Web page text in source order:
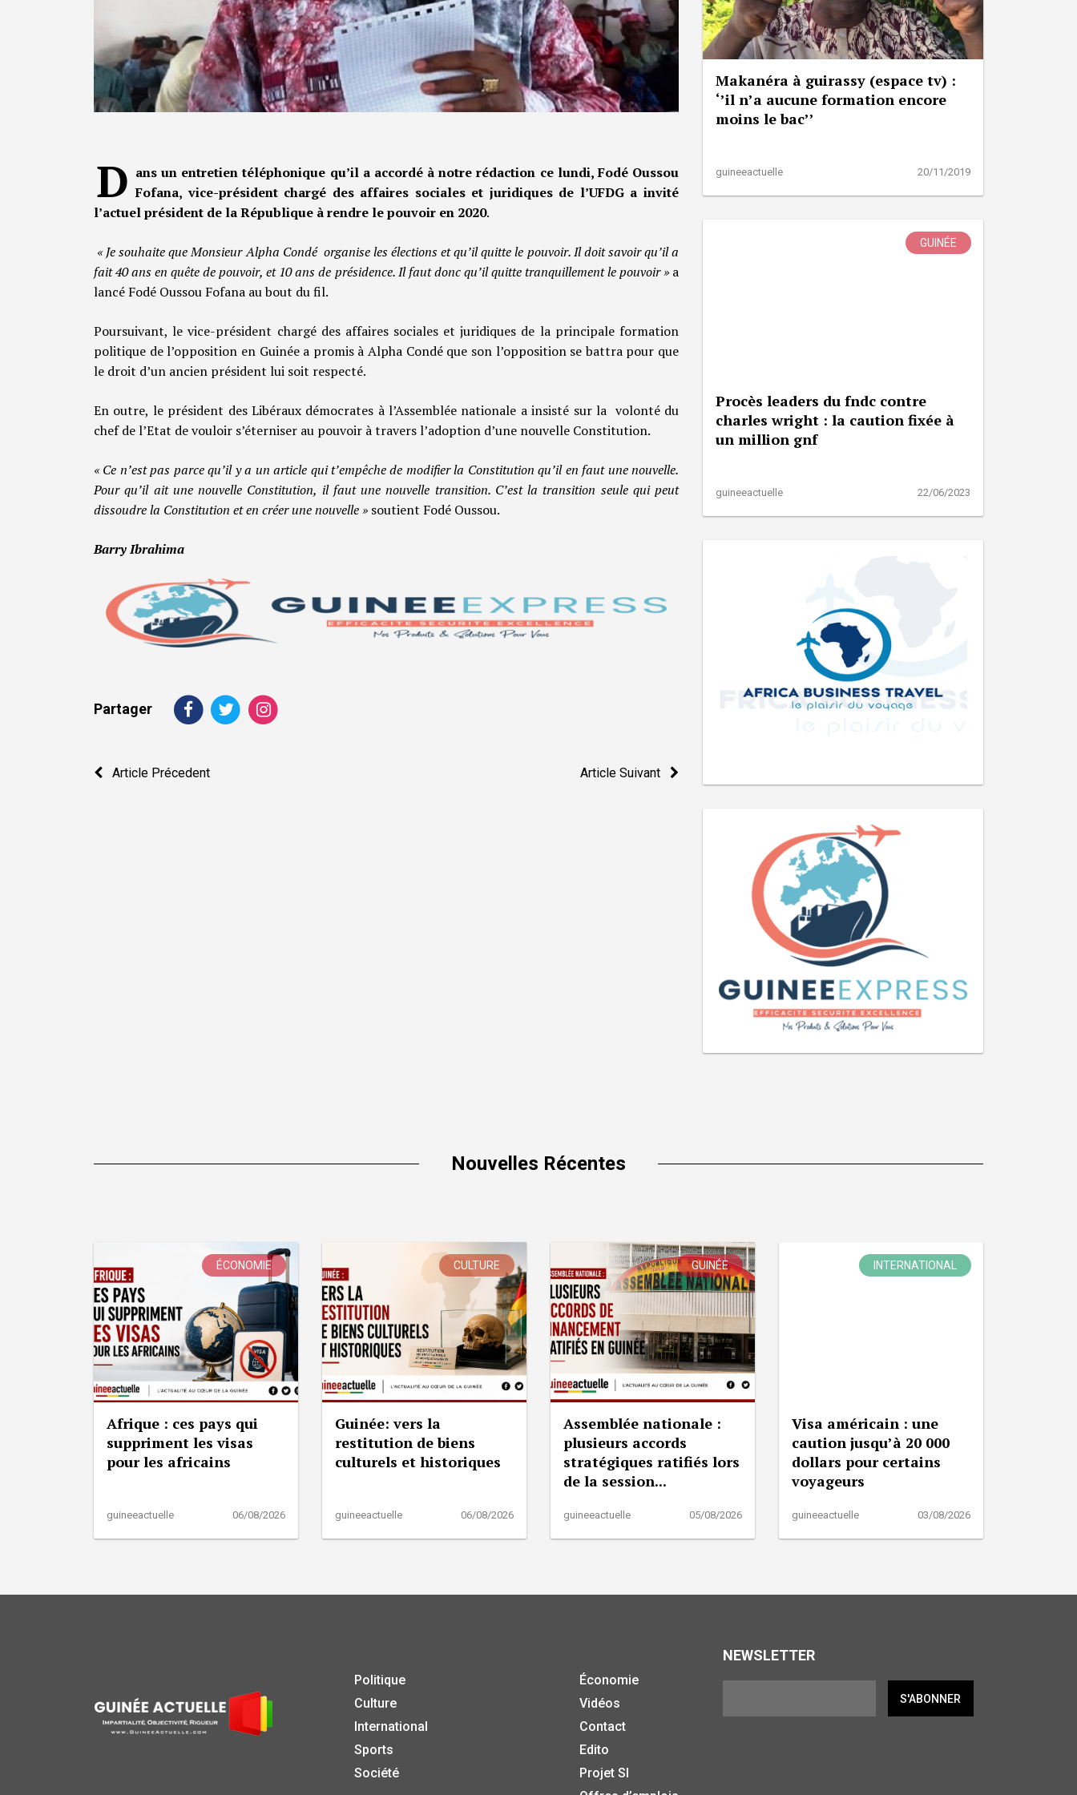
D ans un entretien téléphonique qu’il a accordé à notre rédaction ce lundi, Fodé Oussou
Fofana, vice-président chargé des affaires sociales et juridiques de l’UFDG a invité
l’actuel président de la République à rendre le pouvoir en 2020.
« Je souhaite que Monsieur Alpha Condé organise les élections et qu’il quitte le pouvoir. Il doit savoir qu’il a
fait 40 ans en quête de pouvoir, et 10 ans de présidence. Il faut donc qu’il quitte tranquillement le pouvoir »a
lancé Fodé Oussou Fofana au bout du fil.
Poursuivant, le vice-président chargé des affaires sociales et juridiques de la principale formation
politique de l’opposition en Guinée a promis à Alpha Condé que son l’opposition se battra pour que
le droit d’un ancien président lui soit respecté.
En outre, le président des Libéraux démocrates à l’Assemblée nationale a insisté sur la volonté du
chef de l’Etat de vouloir s’éterniser au pouvoir à travers l’adoption d’une nouvelle Constitution.
« Ce n’est pas parce qu’il y a un article qui t’empêche de modifier la Constitution qu’il en faut une nouvelle.
Pour qu’il ait une nouvelle Constitution, il faut une nouvelle transition. C’est la transition seule qui peut
dissoudre la Constitution et en créer une nouvelle » soutient Fodé Oussou.
Barry Ibrahima
Partager
Navigation
Article Précedent Article Suivant
Makanéra à guirassy (espace tv) :
‘’il n’a aucune formation encore
moins le bac’’
guineeactuelle 20/11/2019
GUINÉE
Procès leaders du fndc contre
charles wright : la caution fixée à
un million gnf
guineeactuelle 22/06/2023
Nouvelles Récentes
ÉCONOMIE
Afrique : ces pays qui
suppriment les visas
pour les africains
guineeactuelle 06/08/2026
CULTURE
Guinée: vers la
restitution de biens
culturels et historiques
guineeactuelle 06/08/2026
GUINÉE
Assemblée nationale :
plusieurs accords
stratégiques ratifiés lors
de la session...
guineeactuelle 05/08/2026
INTERNATIONAL
Visa américain : une
caution jusqu’à 20 000
dollars pour certains
voyageurs
guineeactuelle 03/08/2026
Politique
Culture
International
Sports
Société
Économie
Vidéos
Contact
Edito
Projet SI
NEWSLETTER
S'ABONNER